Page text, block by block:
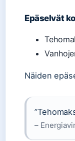
Epäselvät
Näiden
–